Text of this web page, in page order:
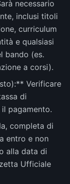
necessario
inclusi titoli
curriculum
e qualsiasi
bando (es.
a corsi).
Verificare
di
pagamento.
completa di
entro e non
alla data di
Ufficiale